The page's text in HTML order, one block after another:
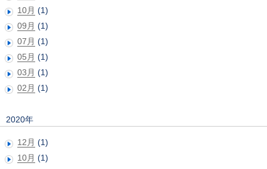
10月 (1)
09月 (1)
07月 (1)
05月 (1)
03月 (1)
02月 (1)
2020年
12月 (1)
10月 (1)